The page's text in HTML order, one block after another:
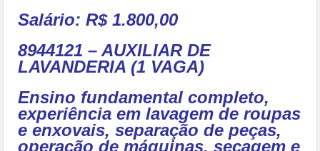
Salário: R$ 1.800,00
8944121 – AUXILIAR DE
LAVANDERIA (1 VAGA)
Ensino fundamental completo,
experiência em lavagem de roupas
e enxovais, separação de peças,
operação de máquinas, secagem e